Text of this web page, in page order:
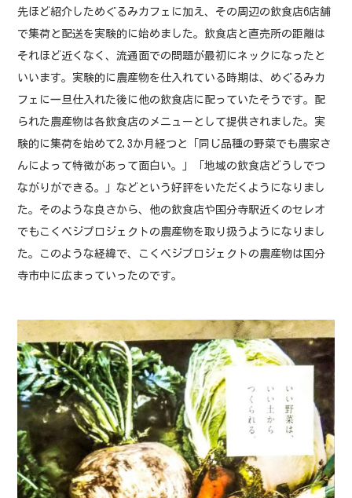
先ほど紹介しためぐるみカフェに加え、その周辺の飲食店6店舗
で集荷と配送を実験的に始めました。飲食店と直売所の距離は
それほど近くなく、流通面での問題が最初にネックになったと
いいます。実験的に農産物を仕入れている時期は、めぐるみカ
フェに一旦仕入れた後に他の飲食店に配っていたそうです。配
られた農産物は各飲食店のメニューとして提供されました。実
験的に集荷を始めて2,3か月経つと「同じ品種の野菜でも農家さ
んによって特徴があって面白い。」「地域の飲食店どうしでつ
ながりができる。」などという好評をいただくようになりまし
た。そのような良さから、他の飲食店や国分寺駅近くのセレオ
でもこくベジプロジェクトの農産物を取り扱うようになりまし
た。このような経緯で、こくベジプロジェクトの農産物は国分
寺市中に広まっていったのです。